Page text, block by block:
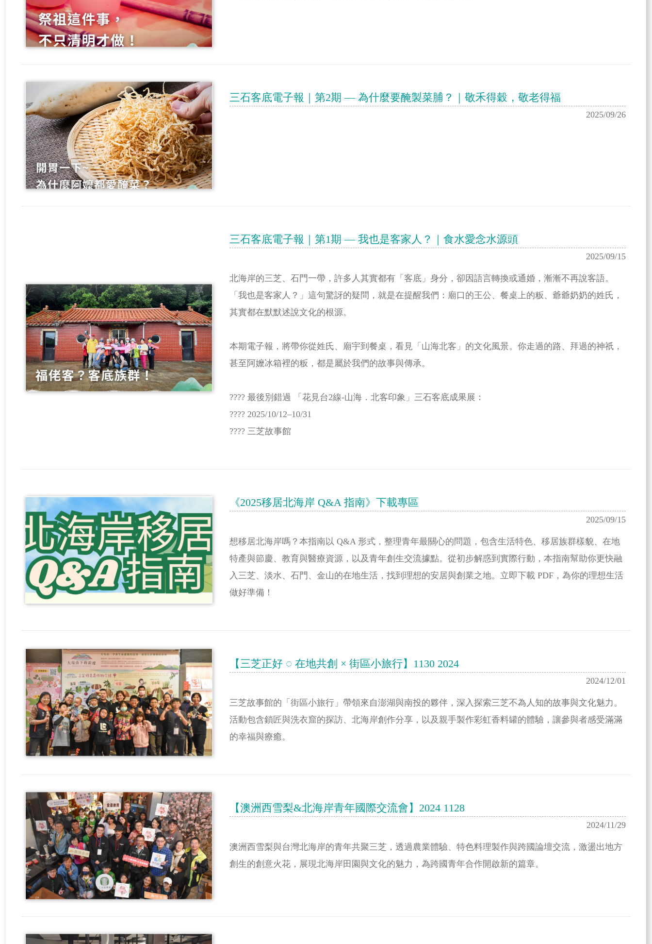
三石客底電子報｜第2期 — 為什麼要醃製菜脯？｜敬禾得穀，敬老得福
2025/09/26
三石客底電子報｜第1期 — 我也是客家人？｜食水愛念水源頭
2025/09/15
北海岸的三芝、石門一帶，許多人其實都有「客底」身分，卻因語言轉換或通婚，漸漸不再說客語。
「我也是客家人？」這句驚訝的疑問，就是在提醒我們：廟口的王公、餐桌上的粄、爺爺奶奶的姓氏，
其實都在默默述說文化的根源。
本期電子報，將帶你從姓氏、廟宇到餐桌，看見「山海北客」的文化風景。你走過的路、拜過的神祇，
甚至阿嬤冰箱裡的粄，都是屬於我們的故事與傳承。
???? 最後別錯過 「花見台2線-山海．北客印象」三石客底成果展：
???? 2025/10/12–10/31
???? 三芝故事館
《2025移居北海岸 Q&A 指南》下載專區
2025/09/15
想移居北海岸嗎？本指南以 Q&A 形式，整理青年最關心的問題，包含生活特色、移居族群樣貌、在地
特產與節慶、教育與醫療資源，以及青年創生交流據點。從初步解惑到實際行動，本指南幫助你更快融
入三芝、淡水、石門、金山的在地生活，找到理想的安居與創業之地。立即下載 PDF，為你的理想生活
做好準備！
【三芝正好 ◌ 在地共創 × 街區小旅行】1130 2024
2024/12/01
三芝故事館的「街區小旅行」帶領來自澎湖與南投的夥伴，深入探索三芝不為人知的故事與文化魅力。
活動包含鎖匠與洗衣窟的探訪、北海岸創作分享，以及親手製作彩虹香料罐的體驗，讓參與者感受滿滿
的幸福與療癒。
【澳洲西雪梨&北海岸青年國際交流會】2024 1128
2024/11/29
澳洲西雪梨與台灣北海岸的青年共聚三芝，透過農業體驗、特色料理製作與跨國論壇交流，激盪出地方
創生的創意火花，展現北海岸田園與文化的魅力，為跨國青年合作開啟新的篇章。